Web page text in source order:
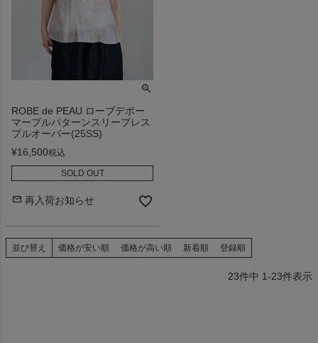
ROBE de PEAU ローブデポー
マーブルパターンスリーブレス
プルオーバー(25SS)
¥16,500税込
SOLD OUT
再入荷お知らせ
並び替え 価格が安い順 価格が高い順 新着順 登録順
23件中 1-23件表示